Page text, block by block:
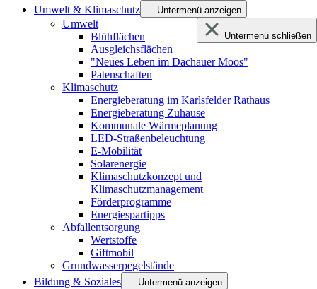
Umwelt & Klimaschutz
Untermenü anzeigen
Untermenü schließen
Umwelt
Blühflächen
Ausgleichsflächen
"Neues Leben im Dachauer Moos"
Patenschaften
Klimaschutz
Energieberatung im Karlsfelder Rathaus
Energieberatung Zuhause
Kommunale Wärmeplanung
LED-Straßenbeleuchtung
E-Mobilität
Solarenergie
Klimaschutzkonzept und
Klimaschutzmanagement
Förderprogramme
Energiespartipps
Abfallentsorgung
Wertstoffe
Giftmobil
Grundwasserpegelstände
Bildung & Soziales
Untermenü anzeigen